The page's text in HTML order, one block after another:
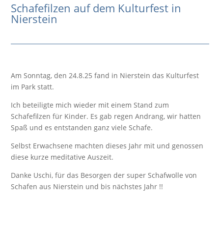
Schafefilzen auf dem Kulturfest in
Nierstein
Am Sonntag, den 24.8.25 fand in Nierstein das Kulturfest
im Park statt.
Ich beteiligte mich wieder mit einem Stand zum
Schafefilzen für Kinder. Es gab regen Andrang, wir hatten
Spaß und es entstanden ganz viele Schafe.
Selbst Erwachsene machten dieses Jahr mit und genossen
diese kurze meditative Auszeit.
Danke Uschi, für das Besorgen der super Schafwolle von
Schafen aus Nierstein und bis nächstes Jahr !!